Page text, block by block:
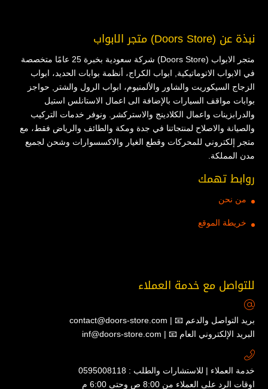
نبذة عن (Doors Store) متجر الابواب
متجر الابواب (Doors Store) شركة سعودية بخبرة 25 عامًا متخصصة
في الابواب الاتوماتيكية, ابواب الكراج، أنظمة بوابات الحديد، ابواب
الزجاج السيكوريت والشاور والألمنيوم، ابواب الرول والشتر, حواجز
بوابات مواقف السيارات بالإضافة الى اعمال الاستانلس استيل
والدرابزينات واعمال الكلادينج والاستركشر. ونوفر خدمات التركيب
والصيانة والاصلاح لمنتجاتنا في جدة ومكة والطائف والرياض فقط، مع
متجر إلكتروني للمحركات وقطع الغيار والاكسسوارات وشحن لجميع
مدن المملكة.
روابط تهمك
من نحن
خريطة الموقع
للتواصل مع خدمة العملاء
contact@doors-store.com | 📧 بريد التواصل والدعم
inf@doors-store.com | 📧 البريد الإلكتروني العام
خدمة العملاء | للاستشارات والطلب : 0595008118
اوقات الرد على العملاء من 8:00 ص وحتى 6:00 م